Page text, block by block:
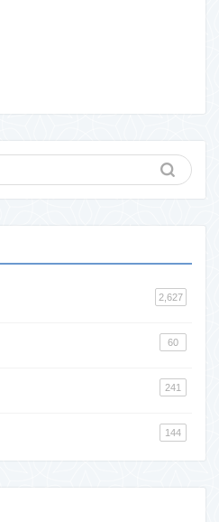
2,627
60
241
144